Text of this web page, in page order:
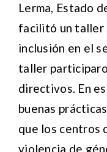
Lerma, Estado
facilitó un taller
inclusión en el
taller
directivos. En
buenas
que los centros
violencia de